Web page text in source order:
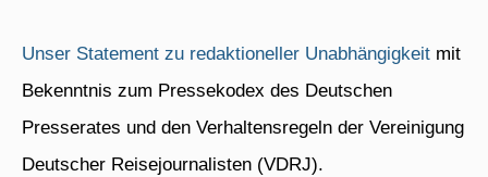
Unser Statement zu redaktioneller Unabhängigkeit mit
Bekenntnis zum Pressekodex des Deutschen
Presserates und den Verhaltensregeln der Vereinigung
Deutscher Reisejournalisten (VDRJ).